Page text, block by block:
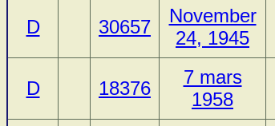
D 30657
November
24, 1945
D 18376
7 mars
1958